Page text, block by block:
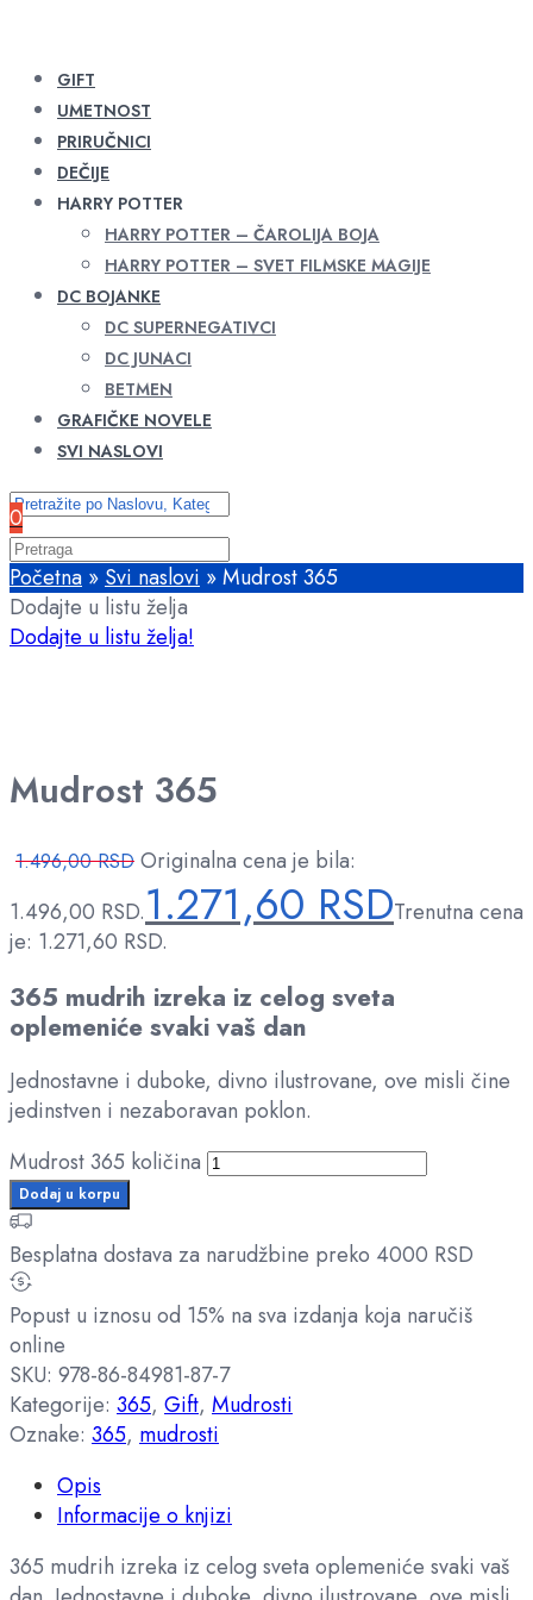
GIFT
UMETNOST
PRIRUČNICI
DEČIJE
HARRY POTTER
HARRY POTTER – ČAROLIJA BOJA
HARRY POTTER – SVET FILMSKE MAGIJE
DC BOJANKE
DC SUPERNEGATIVCI
DC JUNACI
BETMEN
GRAFIČKE NOVELE
SVI NASLOVI
0
Početna » Svi naslovi »Mudrost 365
Dodajte u listu želja
Dodajte u listu želja!
Mudrost 365
1.496,00RSD Originalna cena je bila:
1.496,00 RSD.1.271,60RSDTrenutna cena
je: 1.271,60 RSD.
365 mudrih izreka iz celog sveta
oplemeniće svaki vaš dan
Jednostavne i duboke, divno ilustrovane, ove misli čine
jedinstven i nezaboravan poklon.
Mudrost 365 količina
Dodaj u korpu
Besplatna dostava za narudžbine preko 4000 RSD
Popust u iznosu od 15% na sva izdanja koja naručiš
online
SKU: 978-86-84981-87-7
Kategorije: 365, Gift, Mudrosti
Oznake: 365, mudrosti
Opis
Informacije o knjizi
365 mudrih izreka iz celog sveta oplemeniće svaki vaš